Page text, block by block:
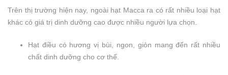
Trên thị trường hiện nay, ngoài hạt Macca ra có rất nhiều loại hạt
khác có giá trị dinh dưỡng cao được nhiều người lựa chọn.
Hạt điều có hương vị bùi, ngon, giòn mang đến rất nhiều
chất dinh dưỡng cho cơ thể.